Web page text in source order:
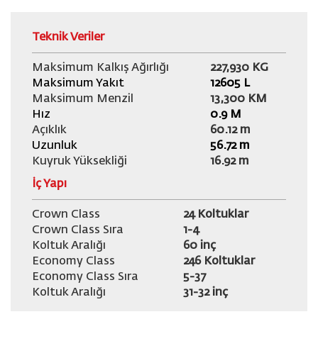
Teknik Veriler
Maksimum Kalkış Ağırlığı
227,930 KG
Maksimum Yakıt
12605 L
Maksimum Menzil
13,300 KM
Hız
0.9 M
Açıklık
60.12 m
Uzunluk
56.72 m
Kuyruk Yüksekliği
16.92 m
İç Yapı
Crown Class
24 Koltuklar
Crown Class Sıra
1-4
Koltuk Aralığı
60 inç
Economy Class
246 Koltuklar
Economy Class Sıra
5-37
Koltuk Aralığı
31-32 inç